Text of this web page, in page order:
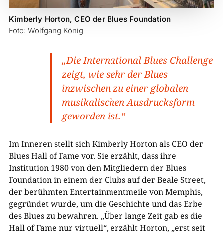
Kimberly Horton, CEO der Blues Foundation
Foto: Wolfgang König
„Die International Blues Challenge
zeigt, wie sehr der Blues
inzwischen zu einer globalen
musikalischen Ausdrucksform
geworden ist.“
Im Inneren stellt sich Kimberly Horton als CEO der
Blues Hall of Fame vor. Sie erzählt, dass ihre
Institution 1980 von den Mitgliedern der Blues
Foundation in einem der Clubs auf der Beale Street,
der berühmten Entertainmentmeile von Memphis,
gegründet wurde, um die Geschichte und das Erbe
des Blues zu bewahren. „Über lange Zeit gab es die
Hall of Fame nur virtuell“, erzählt Horton, „erst seit